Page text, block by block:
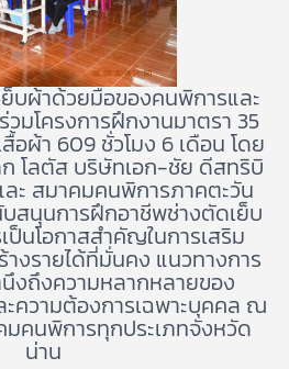
บผ้าด้วยมือของคนพิการและ
มโครงการฝึกงานมาตรา 35
อผ้า 609 ชั่วโมง 6 เดือน โดย
โลตัส บริษัทเอก-ชัย ดีสทริบิ
ะ สมาคมคนพิการภาคตะวัน
สนุนการฝึกอาชีพช่างตัดเย็บ
นโอกาสสำคัญในการเสริม
งรายได้ที่มั่นคง แนวทางการ
งถึงความหลากหลายของ
ะความต้องการเฉพาะบุคคล ณ
คนพิการทุกประเภทจังหวัด
น่าน